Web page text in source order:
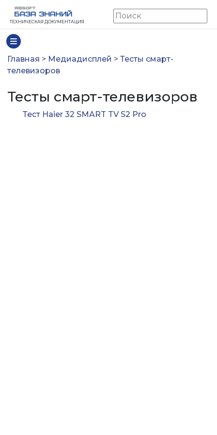
ТЕХНИЧЕСКАЯ ДОКУМЕНТАЦИЯ
Главная > Медиадисплей > Тесты смарт-
телевизоров
Тесты смарт-телевизоров
Тест Haier 32 SMART TV S2 Pro